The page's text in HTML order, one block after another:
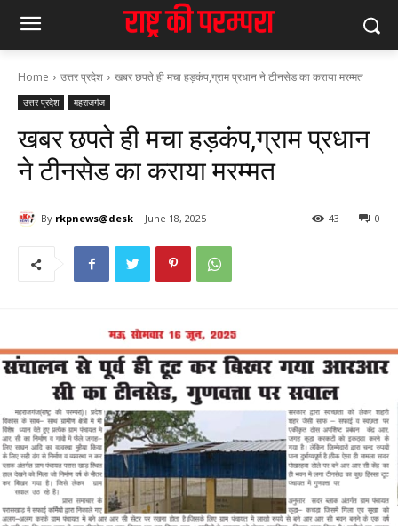
Home उत्तर प्रदेश खबर छपते ही मचा हड़कंप,ग्राम प्रधान ने टीनसेड का कराया मरम्मत
उत्तर प्रदेश महराजगंज
खबर छपते ही मचा हड़कंप,ग्राम प्रधान
ने टीनसेड का कराया मरम्मत
By rkpnews@desk June 18, 2025 0
43